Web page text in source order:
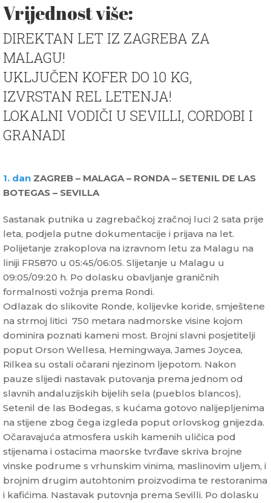
Vrijednost više:
DIREKTAN LET IZ ZAGREBA ZA
MALAGU!
UKLJUČEN KOFER DO 10 KG,
IZVRSTAN REL LETENJA!
LOKALNI VODIČI U SEVILLI, CORDOBI I
GRANADI
1. dan ZAGREB – MALAGA – RONDA – SETENIL DE LAS
BOTEGAS – SEVILLA
Sastanak putnika u zagrebačkoj zračnoj luci 2 sata prije
leta, podjela putne dokumentacije i prijava na let.
Polijetanje zrakoplova na izravnom letu za Malagu na
liniji FR5870 u 05:45/06:05. Slijetanje u Malagu u
09:05/09:20 h. Po dolasku obavljanje graničnih
formalnosti vožnja prema Rondi.
Odlazak do slikovite Ronde, kolijevke koride, smještene
na strmoj litici 750 metara nadmorske visine kojom
dominira poznati kameni most. Brojni slavni posjetitelji
poput Orson Wellesa, Hemingwaya, James Joycea,
Rilkea su ostali očarani njezinom ljepotom. Nakon
pauze slijedi nastavak putovanja prema jednom od
slavnih andaluzijskih bijelih sela (pueblos blancos),
Setenil de las Bodegas, s kućama gotovo nalijepljenima
na stijene zbog čega izgleda poput orlovskog gnijezda.
Očaravajuća atmosfera uskih kamenih uličica pod
stijenama i ostacima maorske tvrđave skriva brojne
vinske podrume s vrhunskim vinima, maslinovim uljem, i
brojnim drugim autohtonim proizvodima te restoranima
i kafićima. Nastavak putovnja prema Sevilli. Po dolasku